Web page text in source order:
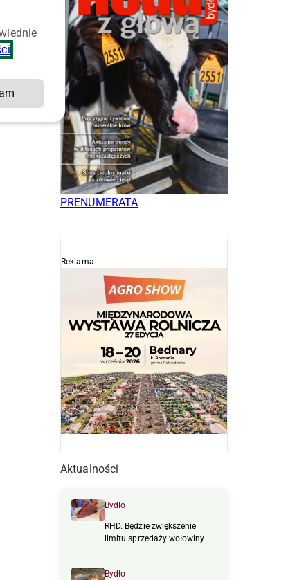
PRENUMERATA
Reklama
Aktualności
Bydło
RHD. Będzie zwiększenie
limitu sprzedaży wołowiny
Bydło